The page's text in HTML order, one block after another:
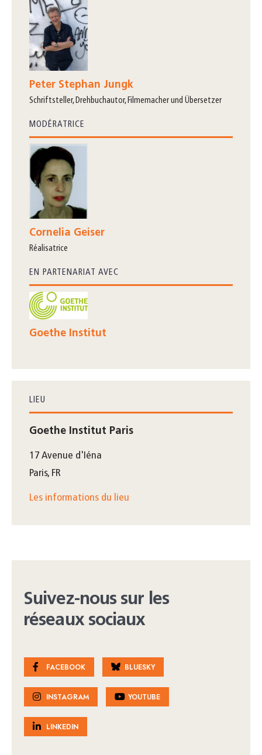
Peter Stephan Jungk
Schriftsteller, Drehbuchautor, Filmemacher und Übersetzer
MODÉRATRICE
Cornelia Geiser
réalisatrice
EN PARTENARIAT AVEC
Goethe Institut
LIEU
Goethe Institut Paris
17 Avenue d'Iéna
Paris, FR
Les informations du lieu
Suivez-nous sur les
réseaux sociaux
FACEBOOK BLUESKY
INSTAGRAM YOUTUBE
LINKEDIN